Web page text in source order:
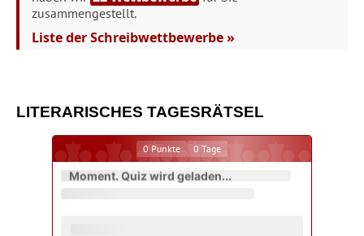
zusammengestellt.
Liste der Schreibwettbewerbe »
LITERARISCHES TAGESRÄTSEL
0 Punkte 0 Tage
Moment. Quiz wird geladen...